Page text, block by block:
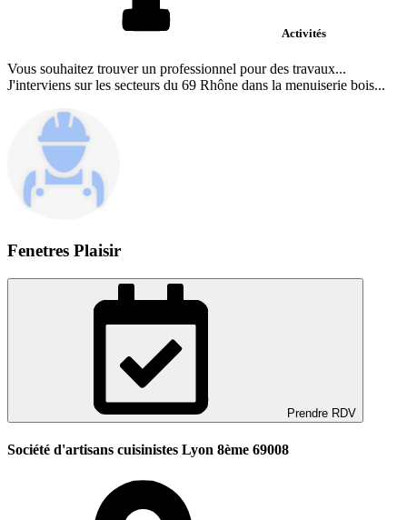
Activités
Vous souhaitez trouver un professionnel pour des travaux...
J'interviens sur les secteurs du 69 Rhône dans la menuiserie bois...
Fenetres Plaisir
Prendre RDV
Société d'artisans cuisinistes Lyon 8ème 69008